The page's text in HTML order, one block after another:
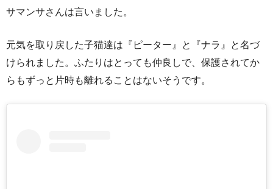
サマンサさんは言いました。
元気を取り戻した子猫達は『ピーター』と『ナラ』と名づ
けられました。ふたりはとっても仲良しで、保護されてか
らもずっと片時も離れることはないそうです。